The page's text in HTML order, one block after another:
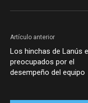
Artículo anterior
Los hinchas de Lanús
preocupados por el
desempeño del equipo